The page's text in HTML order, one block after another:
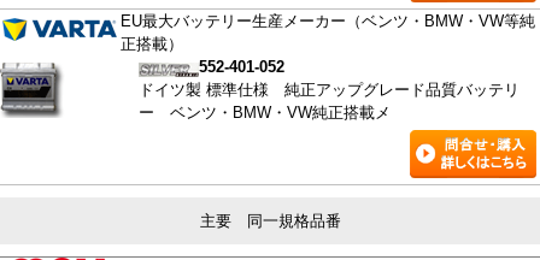
EU最大バッテリー生産メーカー（ベンツ・BMW・VW等純
正搭載）
552-401-052
ドイツ製 標準仕様 純正アップグレード品質バッテリ
ー ベンツ・BMW・VW純正搭載メ
主要 同一規格品番